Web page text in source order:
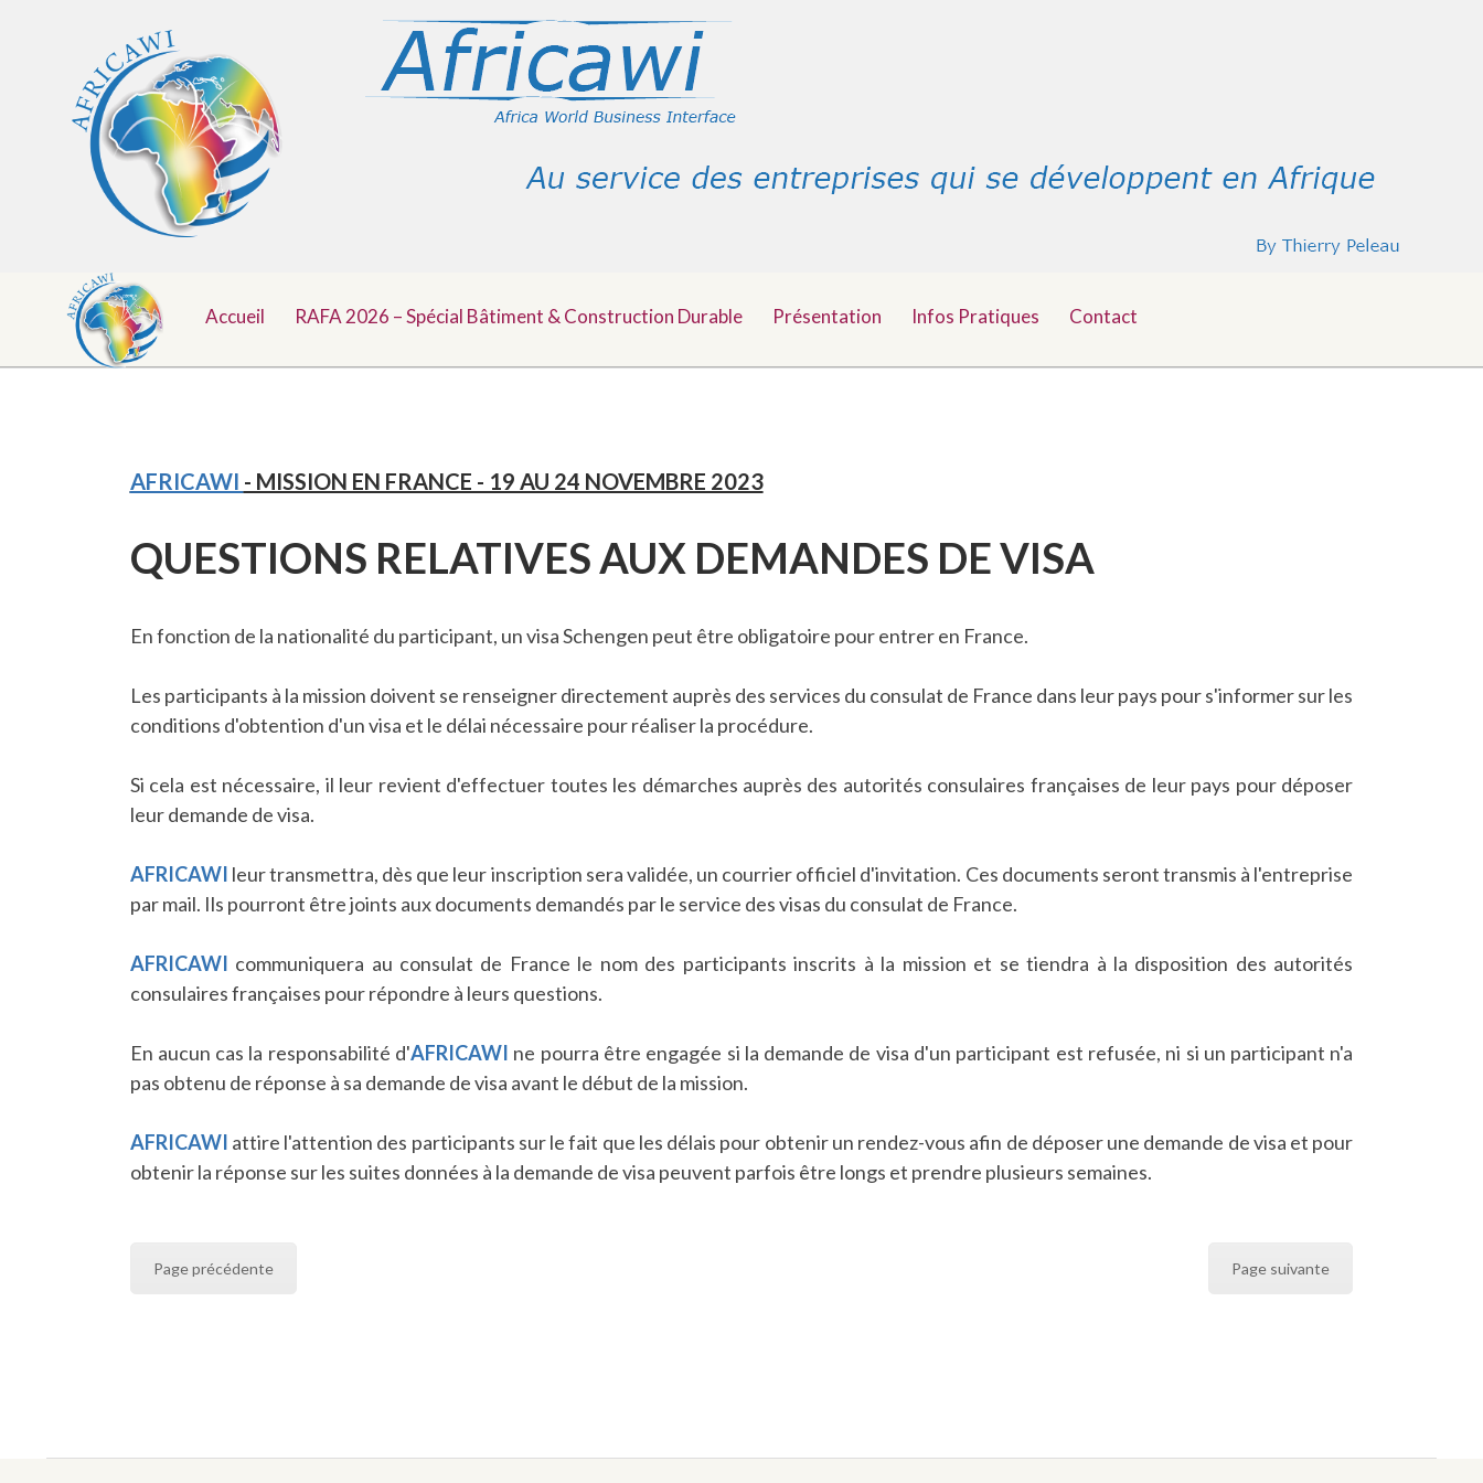
Top
Accueil RAFA 2026 – Spécial Bâtiment & Construction Durable Présentation Infos Pratiques Contact
AFRICAWI - MISSION EN FRANCE - 19 AU 24 NOVEMBRE 2023
QUESTIONS RELATIVES AUX DEMANDES DE VISA
En fonction de la nationalité du participant, un visa Schengen peut être obligatoire pour entrer en France.
Les participants à la mission doivent se renseigner directement auprès des services du consulat de France dans leur pays pour s'informer sur les
conditions d'obtention d'un visa et le délai nécessaire pour réaliser la procédure.
Si cela est nécessaire, il leur revient d'effectuer toutes les démarches auprès des autorités consulaires françaises de leur pays pour déposer
leur demande de visa.
AFRICAWI leur transmettra, dès que leur inscription sera validée, un courrier officiel d'invitation. Ces documents seront transmis à l'entreprise
par mail. Ils pourront être joints aux documents demandés par le service des visas du consulat de France.
AFRICAWI communiquera au consulat de France le nom des participants inscrits à la mission et se tiendra à la disposition des autorités
consulaires françaises pour répondre à leurs questions.
En aucun cas la responsabilité d'AFRICAWI ne pourra être engagée si la demande de visa d'un participant est refusée, ni si un participant n'a
pas obtenu de réponse à sa demande de visa avant le début de la mission.
AFRICAWI attire l'attention des participants sur le fait que les délais pour obtenir un rendez-vous afin de déposer une demande de visa et pour
obtenir la réponse sur les suites données à la demande de visa peuvent parfois être longs et prendre plusieurs semaines.
Page précédente Page suivante